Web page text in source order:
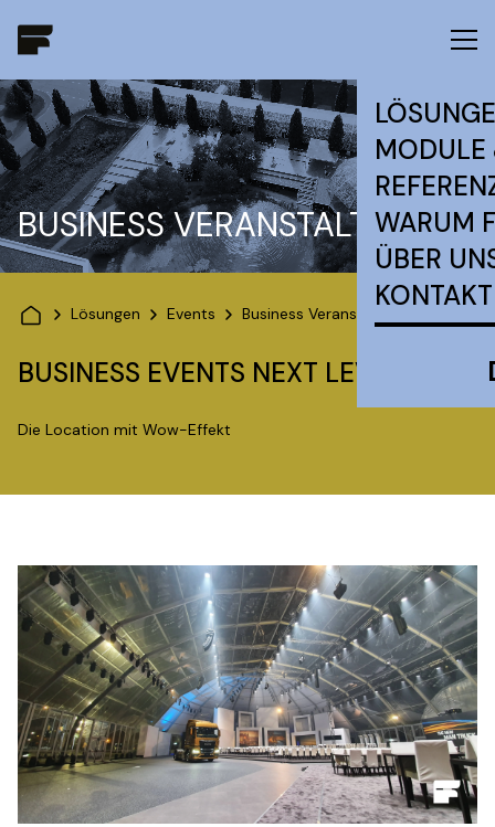
MODULE
WARUM
ÜBER
KONTAKT
BUSINESS VERANSTALTUNGEN
Lösungen Events Business Veranstaltungen
BUSINESS EVENTS NEXT LEVEL.
Die Location mit Wow-Effekt